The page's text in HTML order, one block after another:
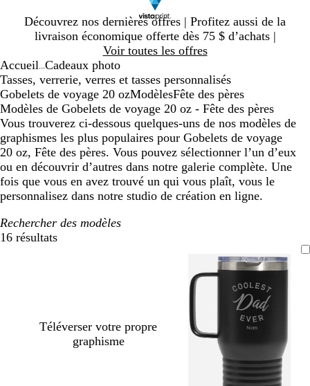
Découvrez nos dernières offres | Profitez aussi de la
livraison économique offerte dès 75 $ d’achats |
Voir toutes les offres
Diapositive
1
Accueil Cadeaux photo
Tasses, verrerie, verres et tasses personnalisés
Gobelets de voyage 20 ozModèlesFête des pères
Modèles de Gobelets de voyage 20 oz - Fête des pères
Vous trouverez ci-dessous quelques-uns de nos modèles de
graphismes les plus populaires pour Gobelets de voyage
20 oz, Fête des pères. Vous pouvez sélectionner l’un d’eux
ou en découvrir d’autres dans notre galerie complète. Une
fois que vous en avez trouvé un qui vous plaît, vous le
personnalisez dans notre studio de création en ligne.
Rechercher des modèles
16 résultats
Filtres
Téléverser votre propre
graphisme